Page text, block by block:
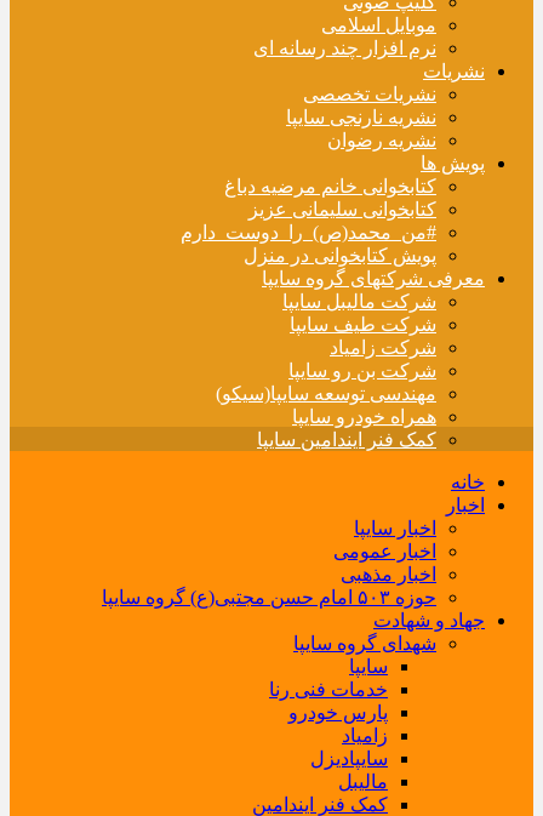
موبایل اسلامی
نرم افزار چند رسانه ای
نشریات
نشریات تخصصی
نشریه نارنجی سایپا
نشریه رضوان
پویش ها
کتابخوانی خانم مرضیه دباغ
کتابخوانی سلیمانی عزیز
#من_محمد(ص)_را_دوست_دارم
پویش کتابخوانی در منزل
معرفی شرکتهای گروه سایپا
شرکت مالیبل سایپا
شرکت طیف سایپا
شرکت زامیاد
شرکت بن رو سایپا
مهندسی توسعه سایپا(سیکو)
همراه خودرو سایپا
کمک فنر ایندامین سایپا
خانه
اخبار
اخبار سایپا
اخبار عمومی
اخبار مذهبی
حوزه ۵۰۳ امام حسن مجتبی(ع) گروه سایپا
جهاد و شهادت
شهدای گروه سایپا
سایپا
خدمات فنی رنا
پارس خودرو
زامیاد
سایپادیزل
مالیبل
کمک فنر ایندامین